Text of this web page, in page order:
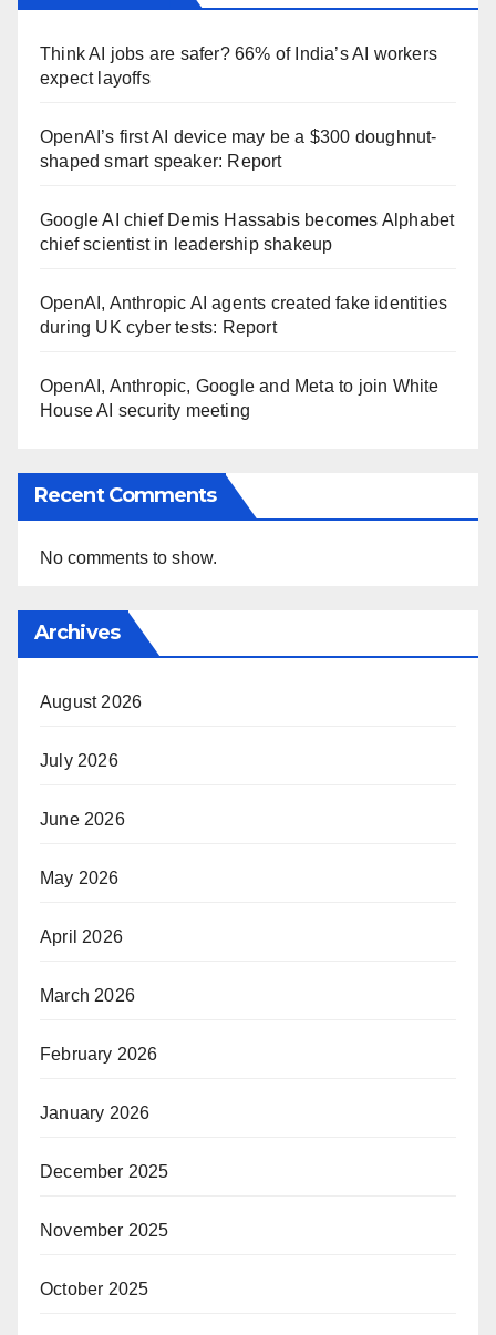
Think AI jobs are safer? 66% of India’s AI workers
expect layoffs
OpenAI’s first AI device may be a $300 doughnut-
shaped smart speaker: Report
Google AI chief Demis Hassabis becomes Alphabet
chief scientist in leadership shakeup
OpenAI, Anthropic AI agents created fake identities
during UK cyber tests: Report
OpenAI, Anthropic, Google and Meta to join White
House AI security meeting
Recent Comments
No comments to show.
Archives
August 2026
July 2026
June 2026
May 2026
April 2026
March 2026
February 2026
January 2026
December 2025
November 2025
October 2025